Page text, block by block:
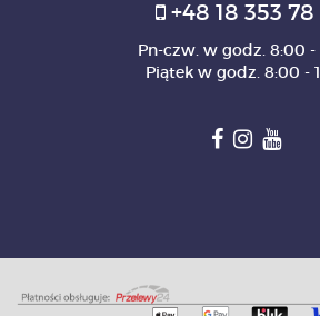
+48 18 353 78
Pn-czw. w godz. 8:00 -
Piątek w godz. 8:00 -